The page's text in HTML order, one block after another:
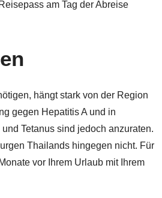
am Tag der Abreise
hängt stark von der Region
gegen Hepatitis A und in
Tetanus sind jedoch anzuraten.
Thailands hingegen nicht. Für
vor Ihrem Urlaub mit Ihrem